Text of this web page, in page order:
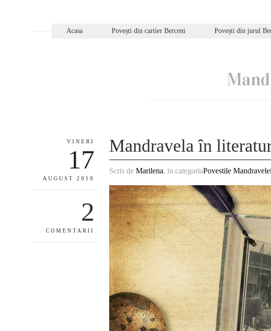
Acasa Povești din cartier Berceni Povești din jurul
VINERI
17
AUGUST 2018
2
COMENTARII
Mandravela în
Scris deMarilena, in categoriaPovestile Mandravelei